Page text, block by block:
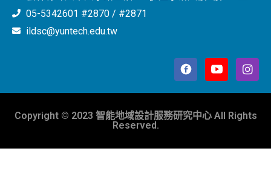
05-5342601 #2870 / #2871
ildsc@yuntech.edu.tw
Copyright © 2023 智能地域設計服務研究中心 All Rights
Reserved.